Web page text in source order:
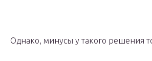
Однако, минусы у такого решения